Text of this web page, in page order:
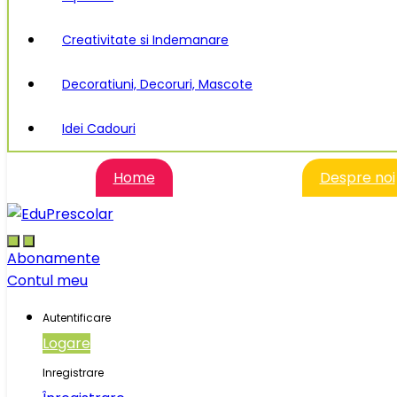
Creativitate si Indemanare
Decoratiuni, Decoruri, Mascote
Idei Cadouri
Home Despre noi
Abonamente
Contul meu
Autentificare
Logare
Inregistrare